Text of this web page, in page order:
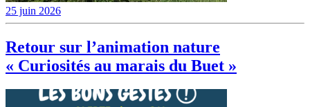
25 juin 2026
Retour sur l’animation nature
« Curiosités au marais du Buet »